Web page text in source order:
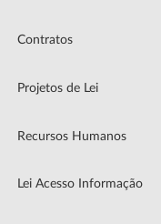
Contratos
Projetos de Lei
Recursos Humanos
Lei Acesso Informação